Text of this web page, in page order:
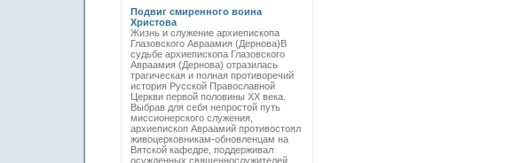
Подвиг смиренного воина
Христова
Жизнь и служение архиепископа
Глазовского Авраамия (Дернова)В
судьбе архиепископа Глазовского
Авраамия (Дернова) отразилась
трагическая и полная противоречий
история Русской Православной
Церкви первой половины ХХ века.
Выбрав для себя непростой путь
миссионерского служения,
архиепископ Авраамий противостоял
живоцерковникам-обновленцам на
Вятской кафедре, поддерживал
осужденных священнослужителей,